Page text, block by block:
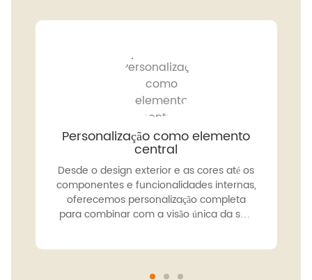
Personalização como elemento
central
Desde o design exterior e as cores até os
componentes e funcionalidades internas,
oferecemos personalização completa
para combinar com a visão única da sua